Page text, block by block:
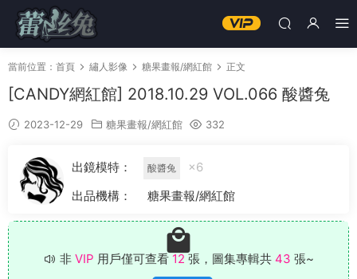
當前位置： 首頁 繡人影像 糖果畫報/網紅館 正文
[CANDY網紅館] 2018.10.29 VOL.066 酸醬兔
2023-12-29 糖果畫報/網紅館 332
出鏡模特： 酸醬兔
×6
出品機構：
糖果畫報/網紅館
非 VIP 用戶僅可查看 12 張，圖集專輯共 43 張~